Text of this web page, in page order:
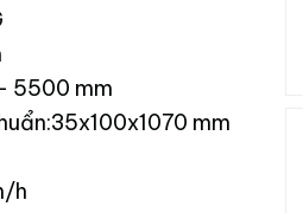
5500 mm
mm
h